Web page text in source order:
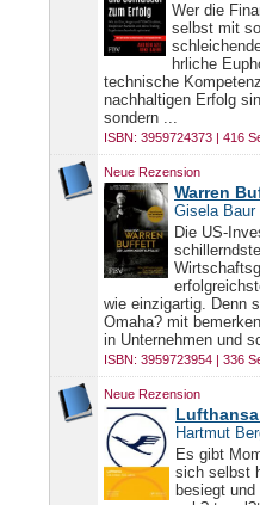
Wer die
selbst mit
hrliche
technische
nachhaltigen Erfolg
sondern ...
ISBN: 3959724373 | 416
Neue Rezension
Warren
Gisela Baur
Die US-
wie einzigartig. Denn
Omaha? mit
in Unternehmen und
ISBN: 3959723954 | 336
Neue Rezension
Hartmut
Es gibt
sich selbst
besiegt